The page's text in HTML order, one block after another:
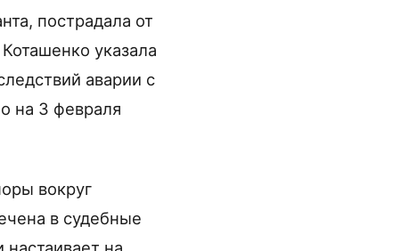
пострадала от
указала
аварии с
на 3 февраля
вокруг
в судебные